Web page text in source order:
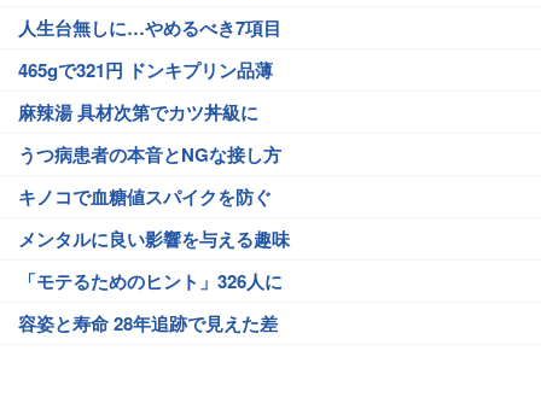
人生台無しに…やめるべき7項目
465gで321円 ドンキプリン品薄
麻辣湯 具材次第でカツ丼級に
うつ病患者の本音とNGな接し方
キノコで血糖値スパイクを防ぐ
メンタルに良い影響を与える趣味
「モテるためのヒント」326人に
容姿と寿命 28年追跡で見えた差